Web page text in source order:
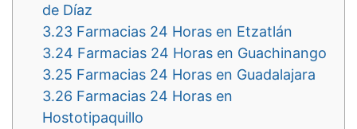
de Díaz
3.23 Farmacias 24 Horas en Etzatlán
3.24 Farmacias 24 Horas en Guachinango
3.25 Farmacias 24 Horas en Guadalajara
3.26 Farmacias 24 Horas en
Hostotipaquillo